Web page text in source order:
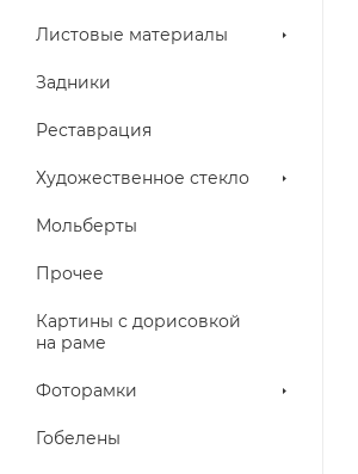
Листовые материалы
Задники
Реставрация
Художественное стекло
Мольберты
Прочее
Картины с дорисовкой
на раме
Фоторамки
Гобелены